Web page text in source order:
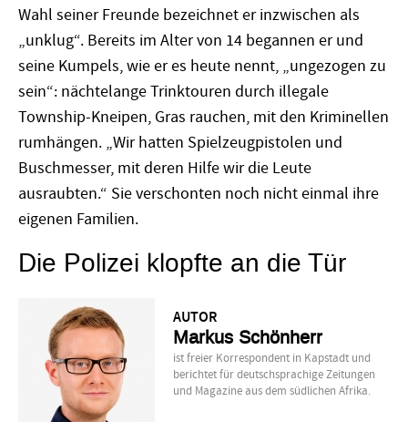
Wahl seiner Freunde bezeichnet er inzwischen als
„unklug“. Bereits im Alter von 14 begannen er und
seine Kumpels, wie er es heute nennt, „ungezogen zu
sein“: nächtelange Trinktouren durch illegale
Township-Kneipen, Gras rauchen, mit den Kriminellen
rumhängen. „Wir hatten Spielzeugpistolen und
Buschmesser, mit deren Hilfe wir die Leute
ausraubten.“ Sie verschonten noch nicht einmal ihre
eigenen Familien.
Die Polizei klopfte an die Tür
AUTOR
Markus Schönherr
ist freier Korrespondent in Kapstadt und
berichtet für deutschsprachige Zeitungen
und Magazine aus dem südlichen Afrika.